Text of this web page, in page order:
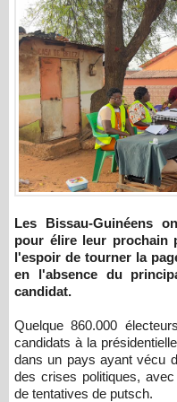
Les Bissau-Guinéens ont commencé à voter dimanche
pour élire leur prochain
l'espoir de tourner la
en l'absence du
candidat.
Quelque 860.000
candidats à la
dans un pays ayant vécu
des crises politiques,
de tentatives de putsch.